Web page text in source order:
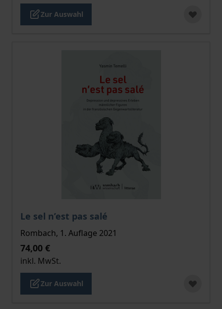
Zur Auswahl
Le sel n’est pas salé
Der Preis dieses Titels richtet sich nach der
Rombach, 1. Auflage 2021
74,00 €
inkl. MwSt.
Zur Auswahl